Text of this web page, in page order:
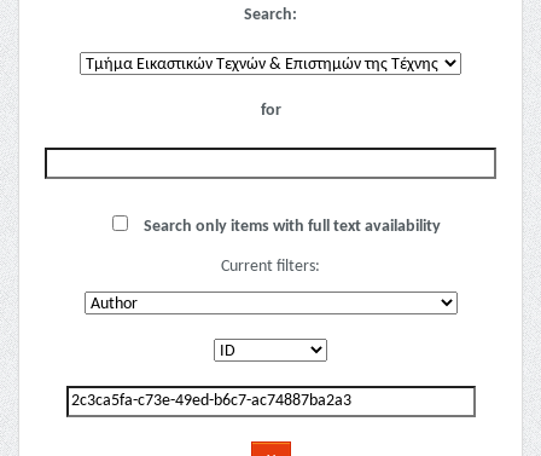
Search:
for
Search only items with full text availability
Current filters: